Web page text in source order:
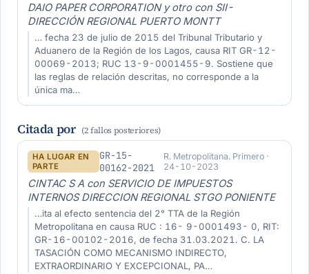
DAIO PAPER CORPORATION y otro con SII-
DIRECCIÓN REGIONAL PUERTO MONTT
… fecha 23 de julio de 2015 del Tribunal Tributario y
Aduanero de la Región de los Lagos, causa RIT GR-12-
00069-2013; RUC 13-9-0001455-9. Sostiene que
las reglas de relación descritas, no corresponde a la
única ma…
Citada por (2 fallos posteriores)
HA LUGAR EN
PARTE
GR-15-
00162-2021
R. Metropolitana. Primero ·
24-10-2023
CINTAC S A con SERVICIO DE IMPUESTOS
INTERNOS DIRECCION REGIONAL STGO PONIENTE
…ita al efecto sentencia del 2° TTA de la Región
Metropolitana en causa RUC : 16- 9-0001493- 0, RIT:
GR-16-00102-2016, de fecha 31.03.2021. C. LA
TASACIÓN COMO MECANISMO INDIRECTO,
EXTRAORDINARIO Y EXCEPCIONAL, PA…